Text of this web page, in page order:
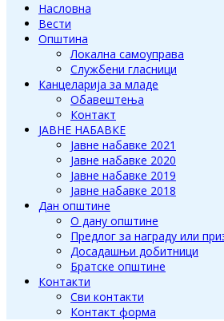
Насловна
Вести
Општина
Локална самоуправа
Службени гласници
Канцеларија за младе
Обавештења
Контакт
ЈАВНЕ НАБАВКЕ
Јавне набавке 2021
Јавне набавке 2020
Јавне набавке 2019
Јавне набавке 2018
Дан општине
О дану општине
Предлог за награду или
Досадашњи добитници
Братске општине
Контакти
Сви контакти
Контакт форма